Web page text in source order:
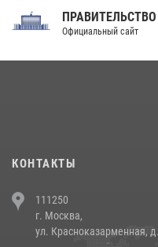
Праздник «Один день с
напавших на бригаду скорой
14 июля 2026, 12:20
Официальный сайт
КОНТАКТЫ
111250
г. Москва,
ул. Красноказарменная,